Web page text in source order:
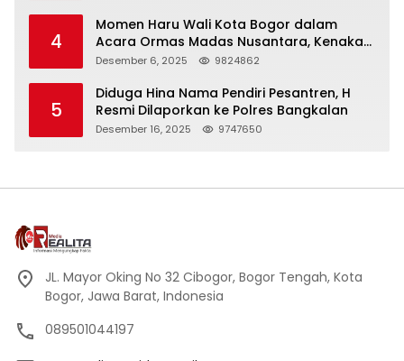
4
Momen Haru Wali Kota Bogor dalam
Acara Ormas Madas Nusantara, Kenakan
Peci Hitam Tinggi sebagai Simbol
Desember 6, 2025 9824862
5
Diduga Hina Nama Pendiri Pesantren, H
Resmi Dilaporkan ke Polres Bangkalan
Desember 16, 2025 9747650
JL. Mayor Oking No 32 Cibogor, Bogor Tengah, Kota
Bogor, Jawa Barat, Indonesia
089501044197